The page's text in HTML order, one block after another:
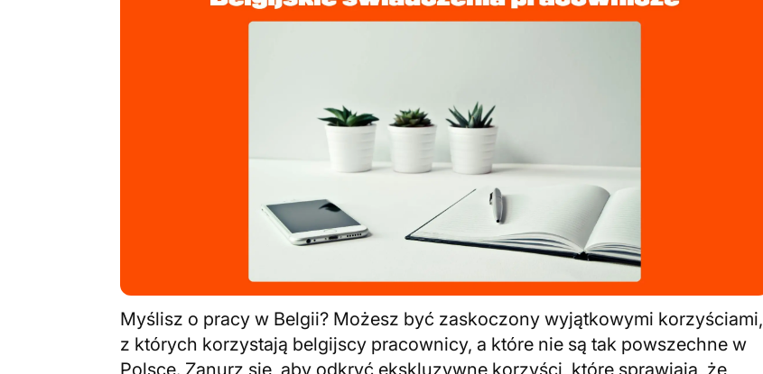
Myślisz o pracy w Belgii? Możesz być zaskoczony wyjątkowymi korzyściami,
z których korzystają belgijscy pracownicy, a które nie są tak powszechne w